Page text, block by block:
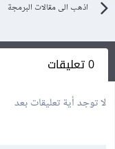
اذهب الى مقالات البرمجة
0 تعليقات
لا توجد أية تعليقات بعد